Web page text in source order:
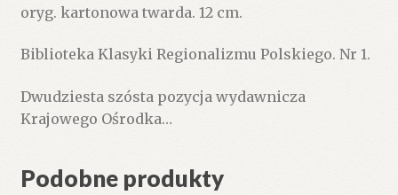
oryg. kartonowa twarda. 12 cm.
Biblioteka Klasyki Regionalizmu Polskiego. Nr 1.
Dwudziesta szósta pozycja wydawnicza
Krajowego Ośrodka…
Podobne produkty